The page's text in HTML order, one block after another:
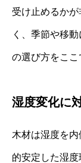
受け止めるか
く、季節や移
の選び方をここ
湿度変化に
木材は湿度を
的安定した湿